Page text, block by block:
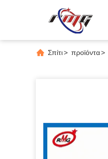
Σπίτι> προϊόντα>